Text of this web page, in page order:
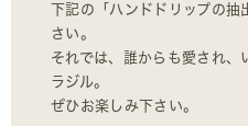
下記の「ハンドドリップの
さい。
それでは、誰からも愛され、
ラジル。
ぜひお楽しみ下さい。